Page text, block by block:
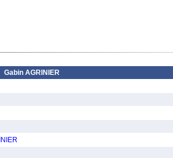
Gabin AGRINIER